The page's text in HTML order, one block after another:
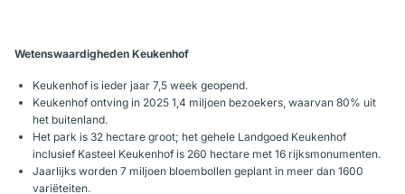
Wetenswaardigheden Keukenhof
Keukenhof is ieder jaar 7,5 week geopend.
Keukenhof ontving in 2025 1,4 miljoen bezoekers, waarvan 80% uit
het buitenland.
Het park is 32 hectare groot; het gehele Landgoed Keukenhof
inclusief Kasteel Keukenhof is 260 hectare met 16 rijksmonumenten.
Jaarlijks worden 7 miljoen bloembollen geplant in meer dan 1600
variëteiten.